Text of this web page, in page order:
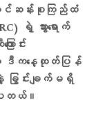
ဆန်းစုကြည်ထံ
ရဲ့ သွားရောက်
ာင်း
ဒီကနေ့ထုတ်ပြန်
ခြွင်းချက်မရှိ
ါတယ်။